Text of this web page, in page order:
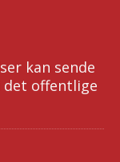
kan sende
det offentlige